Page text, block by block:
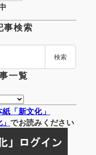
事検索
検索
一覧
紙「新文化」
」でお読みください